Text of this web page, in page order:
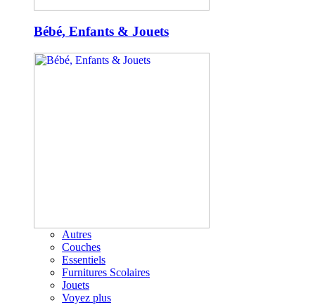
Bébé, Enfants & Jouets
Autres
Couches
Essentiels
Furnitures Scolaires
Jouets
Voyez plus